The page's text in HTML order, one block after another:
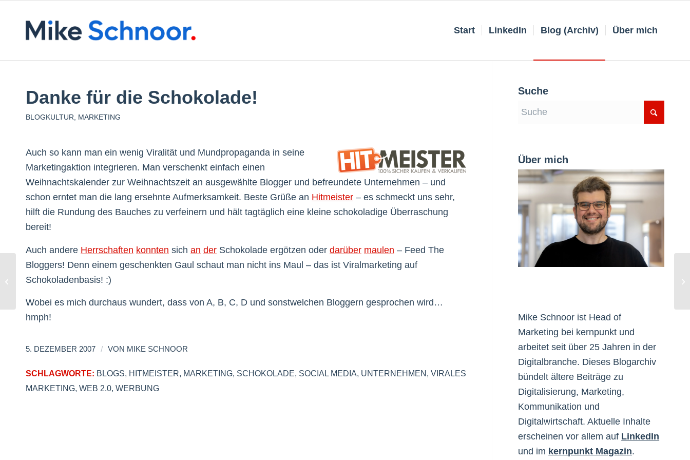
Start LinkedIn Blog (Archiv) Über mich
Danke für die Schokolade!
BLOGKULTUR MARKETING
Auch so kann man ein wenig Viralität und Mundpropaganda in seine
Marketingaktion integrieren. Man verschenkt einfach einen
Weihnachtskalender zur Weihnachtszeit an ausgewählte Blogger und befreundete Unternehmen – und
schon erntet man die lang ersehnte Aufmerksamkeit. Beste Grüße an Hitmeister – es schmeckt uns sehr,
hilft die Rundung des Bauches zu verfeinern und hält tagtäglich eine kleine schokoladige Überraschung
bereit!
Auch andere Herrschaften konnten sich an der Schokolade ergötzen oder darüber maulen – Feed The
Bloggers! Denn einem geschenkten Gaul schaut man nicht ins Maul – das ist Viralmarketing auf
Schokoladenbasis! :)
Wobei es mich durchaus wundert, dass von A, B, C, D und sonstwelchen Bloggern gesprochen wird…
hmph!
5. DEZEMBER 2007 / VON MIKE SCHNOOR
SCHLAGWORTE: BLOGS, HITMEISTER, MARKETING, SCHOKOLADE, SOCIAL MEDIA, UNTERNEHMEN, VIRALES
MARKETING, WEB 2.0, WERBUNG
Suche
Über mich
Mike Schnoor ist Head of
Marketing bei kernpunkt und
arbeitet seit über 25 Jahren in der
Digitalbranche. Dieses Blogarchiv
bündelt ältere Beiträge zu
Digitalisierung, Marketing,
Kommunikation und
Digitalwirtschaft. Aktuelle Inhalte
erscheinen vor allem auf LinkedIn
und im kernpunkt Magazin.
Vollsperrung auf der Internetautobahn